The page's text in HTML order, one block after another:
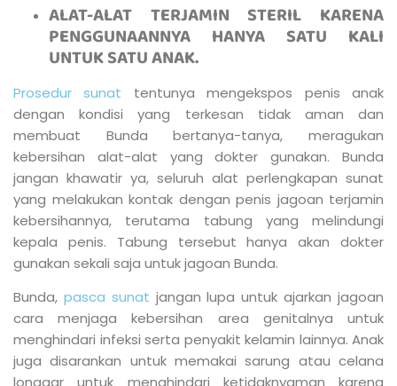
ALAT-ALAT TERJAMIN STERIL KARENA
PENGGUNAANNYA HANYA SATU KALI
UNTUK SATU ANAK.
Prosedur sunat tentunya mengekspos penis anak
dengan kondisi yang terkesan tidak aman dan
membuat Bunda bertanya-tanya, meragukan
kebersihan alat-alat yang dokter gunakan. Bunda
jangan khawatir ya, seluruh alat perlengkapan sunat
yang melakukan kontak dengan penis jagoan terjamin
kebersihannya, terutama tabung yang melindungi
kepala penis. Tabung tersebut hanya akan dokter
gunakan sekali saja untuk jagoan Bunda.
Bunda, pasca sunat jangan lupa untuk ajarkan jagoan
cara menjaga kebersihan area genitalnya untuk
menghindari infeksi serta penyakit kelamin lainnya. Anak
juga disarankan untuk memakai sarung atau celana